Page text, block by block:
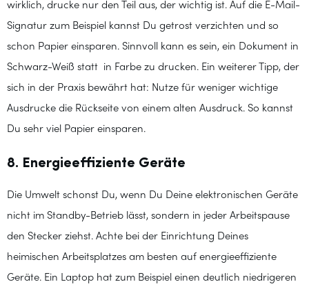
wirklich, drucke nur den Teil aus, der wichtig ist. Auf die E-Mail-
Signatur zum Beispiel kannst Du getrost verzichten und so
schon Papier einsparen. Sinnvoll kann es sein, ein Dokument in
Schwarz-Weiß statt in Farbe zu drucken. Ein weiterer Tipp, der
sich in der Praxis bewährt hat: Nutze für weniger wichtige
Ausdrucke die Rückseite von einem alten Ausdruck. So kannst
Du sehr viel Papier einsparen.
8. Energieeffiziente Geräte
Die Umwelt schonst Du, wenn Du Deine elektronischen Geräte
nicht im Standby-Betrieb lässt, sondern in jeder Arbeitspause
den Stecker ziehst. Achte bei der Einrichtung Deines
heimischen Arbeitsplatzes am besten auf energieeffiziente
Geräte. Ein Laptop hat zum Beispiel einen deutlich niedrigeren